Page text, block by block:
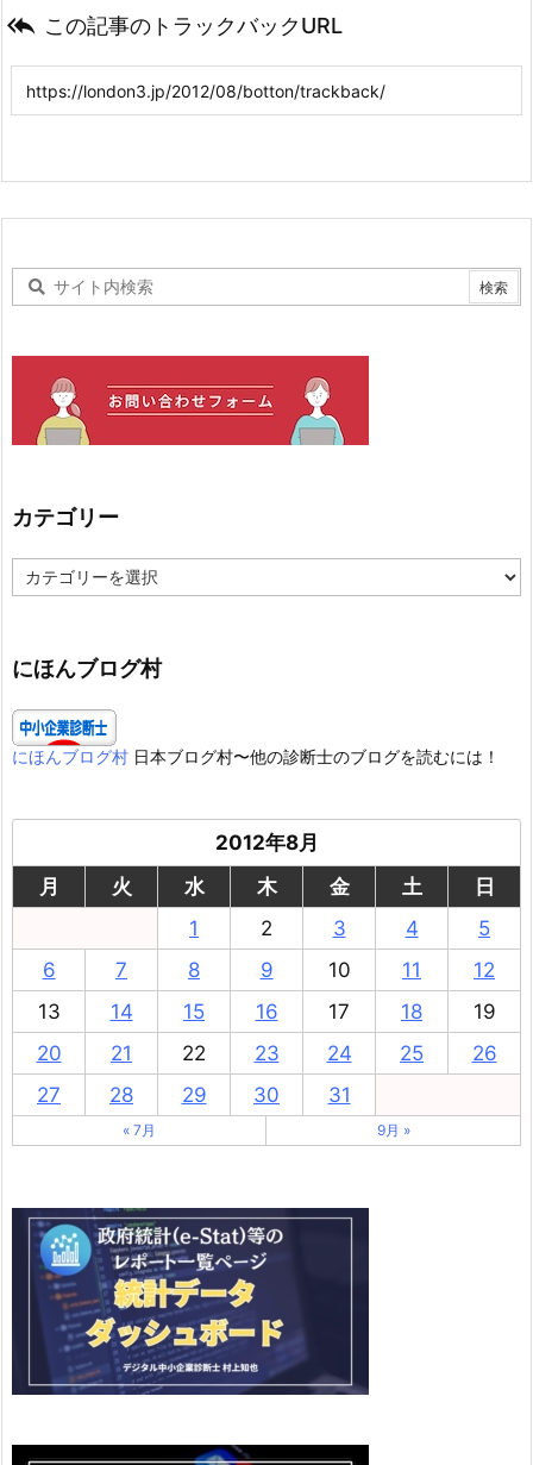
 この記事のトラックバックURL
カテゴリー
テ
ー
にほんブログ村
にほんブログ村 日本ブログ村〜他の診断士のブログを読むには！
2012年8月
月
火 水 木 金 土
日
1
2 3 4
5
6
7 8 9 10 11
12
13
14 15 16 17 18
19
20
21 22 23 24 25
26
27
28 29 30 31
« 7月 9月 »